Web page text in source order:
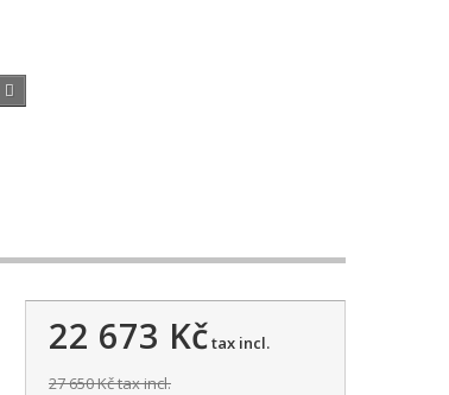
22 673 Kčtax incl.
27 650 Kčtax incl.